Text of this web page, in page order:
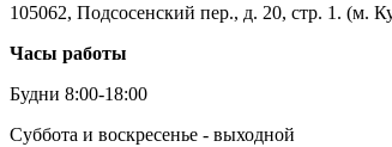
105062, Подсосенский пер., д. 20, стр. 1. (м.
Часы работы
Будни 8:00-18:00
Суббота и воскресенье - выходной